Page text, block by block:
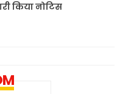
किया नोटिस